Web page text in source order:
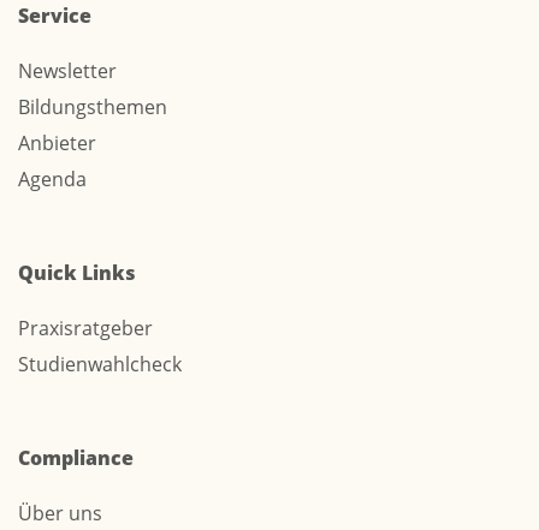
Service
Newsletter
Bildungsthemen
Anbieter
Agenda
Quick Links
Praxisratgeber
Studienwahlcheck
Compliance
Über uns